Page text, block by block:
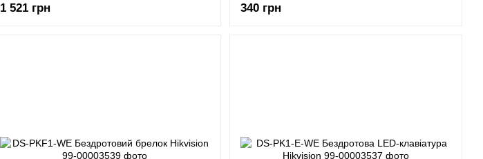
1 521 грн 340 грн